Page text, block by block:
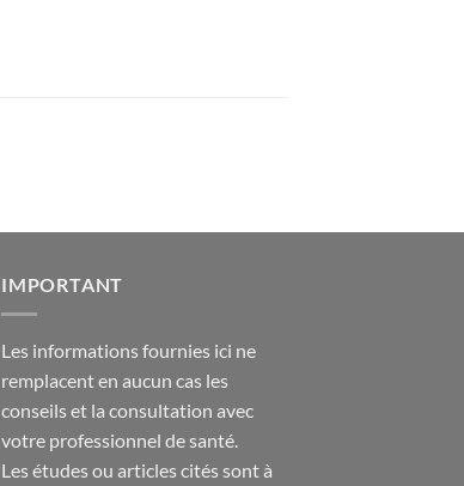
IMPORTANT
Les informations fournies ici ne
remplacent en aucun cas les
conseils et la consultation avec
votre professionnel de santé.
Les études ou articles cités sont à